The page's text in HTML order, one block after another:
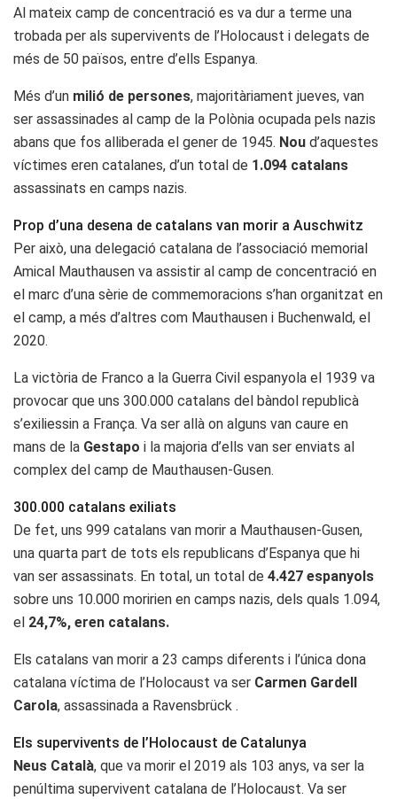
Al mateix camp de concentració es va dur a terme una
trobada per als supervivents de l’Holocaust i delegats de
més de 50 països, entre d’ells Espanya.
Més d’un milió de persones, majoritàriament jueves, van
ser assassinades al camp de la Polònia ocupada pels nazis
abans que fos alliberada el gener de 1945. Nou d’aquestes
víctimes eren catalanes, d’un total de 1.094 catalans
assassinats en camps nazis.
Prop d’una desena de catalans van morir a Auschwitz
Per això, una delegació catalana de l’associació memorial
Amical Mauthausen va assistir al camp de concentració en
el marc d’una sèrie de commemoracions s’han organitzat en
el camp, a més d’altres com Mauthausen i Buchenwald, el
2020.
La victòria de Franco a la Guerra Civil espanyola el 1939 va
provocar que uns 300.000 catalans del bàndol republicà
s’exiliessin a França. Va ser allà on alguns van caure en
mans de la Gestapo i la majoria d’ells van ser enviats al
complex del camp de Mauthausen-Gusen.
300.000 catalans exiliats
De fet, uns 999 catalans van morir a Mauthausen-Gusen,
una quarta part de tots els republicans d’Espanya que hi
van ser assassinats. En total, un total de 4.427 espanyols
sobre uns 10.000 moririen en camps nazis, dels quals 1.094,
el 24,7%, eren catalans.
Els catalans van morir a 23 camps diferents i l’única dona
catalana víctima de l’Holocaust va ser Carmen Gardell
Carola, assassinada a Ravensbrück .
Els supervivents de l’Holocaust de Catalunya
Neus Català, que va morir el 2019 als 103 anys, va ser la
penúltima supervivent catalana de l’Holocaust. Va ser